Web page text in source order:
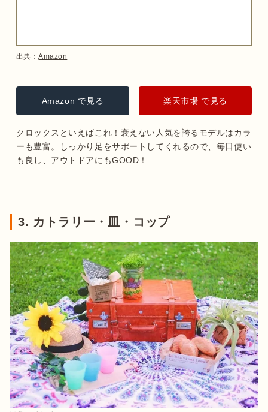
出典：Amazon
Amazon で見る 楽天市場 で見る
クロックスといえばこれ！衰えない人気を誇るモデルはカラ
ーも豊富。しっかり足をサポートしてくれるので、毎日使い
も良し、アウトドアにもGOOD！
3. カトラリー・皿・コップ